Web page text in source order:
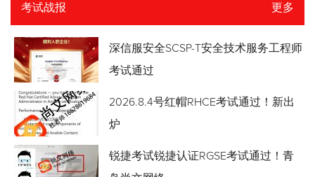
踩坑
考试战报 更多
深信服安全SCSP-T安全技术服务工程师
考试通过
2026.8.4号红帽RHCE考试通过！新出
炉
锐捷考试锐捷认证RGSE考试通过！青